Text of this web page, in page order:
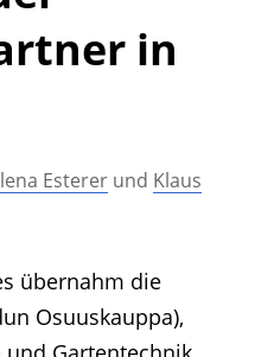
Archiv
in
Esterer und Klaus
übernahm die
Osuuskauppa),